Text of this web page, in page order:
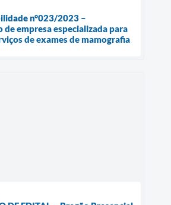
n°023/2023 –
de empresa especializada para
de exames de mamografia